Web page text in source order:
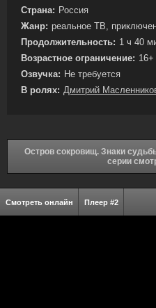
Страна: Россия
Жанр: реальное ТВ,
Продолжительность: 1 ч 40
Возрастное ограничение: 16+
Озвучка: Не требуется
В ролях: Дмитрий
Остров сокровищ. Знаки
серии
Смотреть онлайн Плеер #2